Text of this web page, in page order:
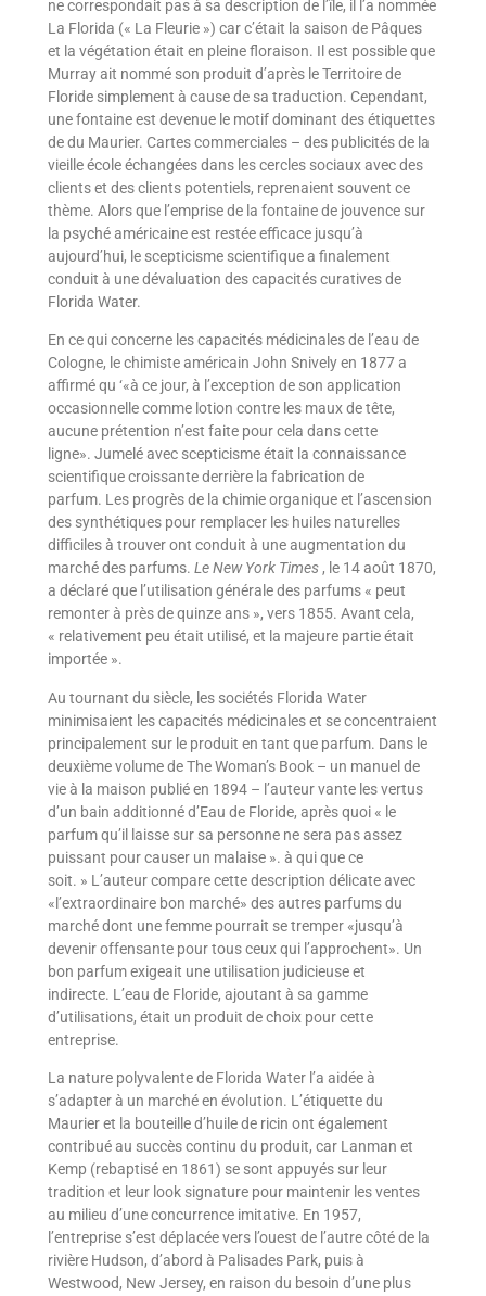
ne correspondait pas à sa description de l’île, il l’a nommée
La Florida (« La Fleurie ») car c’était la saison de Pâques
et la végétation était en pleine floraison. Il est possible que
Murray ait nommé son produit d’après le Territoire de
Floride simplement à cause de sa traduction. Cependant,
une fontaine est devenue le motif dominant des étiquettes
de du Maurier. Cartes commerciales – des publicités de la
vieille école échangées dans les cercles sociaux avec des
clients et des clients potentiels, reprenaient souvent ce
thème. Alors que l’emprise de la fontaine de jouvence sur
la psyché américaine est restée efficace jusqu’à
aujourd’hui, le scepticisme scientifique a finalement
conduit à une dévaluation des capacités curatives de
Florida Water.
En ce qui concerne les capacités médicinales de l’eau de
Cologne, le chimiste américain John Snively en 1877 a
affirmé qu ‘«à ce jour, à l’exception de son application
occasionnelle comme lotion contre les maux de tête,
aucune prétention n’est faite pour cela dans cette
ligne». Jumelé avec scepticisme était la connaissance
scientifique croissante derrière la fabrication de
parfum. Les progrès de la chimie organique et l’ascension
des synthétiques pour remplacer les huiles naturelles
difficiles à trouver ont conduit à une augmentation du
marché des parfums.Le New York Times , le 14 août 1870,
a déclaré que l’utilisation générale des parfums « peut
remonter à près de quinze ans », vers 1855. Avant cela,
« relativement peu était utilisé, et la majeure partie était
importée ».
Au tournant du siècle, les sociétés Florida Water
minimisaient les capacités médicinales et se concentraient
principalement sur le produit en tant que parfum. Dans le
deuxième volume de The Woman’s Book – un manuel de
vie à la maison publié en 1894 – l’auteur vante les vertus
d’un bain additionné d’Eau de Floride, après quoi « le
parfum qu’il laisse sur sa personne ne sera pas assez
puissant pour causer un malaise ». à qui que ce
soit. » L’auteur compare cette description délicate avec
«l’extraordinaire bon marché» des autres parfums du
marché dont une femme pourrait se tremper «jusqu’à
devenir offensante pour tous ceux qui l’approchent». Un
bon parfum exigeait une utilisation judicieuse et
indirecte. L’eau de Floride, ajoutant à sa gamme
d’utilisations, était un produit de choix pour cette
entreprise.
La nature polyvalente de Florida Water l’a aidée à
s’adapter à un marché en évolution. L’étiquette du
Maurier et la bouteille d’huile de ricin ont également
contribué au succès continu du produit, car Lanman et
Kemp (rebaptisé en 1861) se sont appuyés sur leur
tradition et leur look signature pour maintenir les ventes
au milieu d’une concurrence imitative. En 1957,
l’entreprise s’est déplacée vers l’ouest de l’autre côté de la
rivière Hudson, d’abord à Palisades Park, puis à
Westwood, New Jersey, en raison du besoin d’une plus